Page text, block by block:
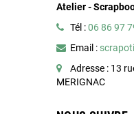
Atelier -
Tél :06 86 97
Email :
Adresse : 13
MERIGNAC